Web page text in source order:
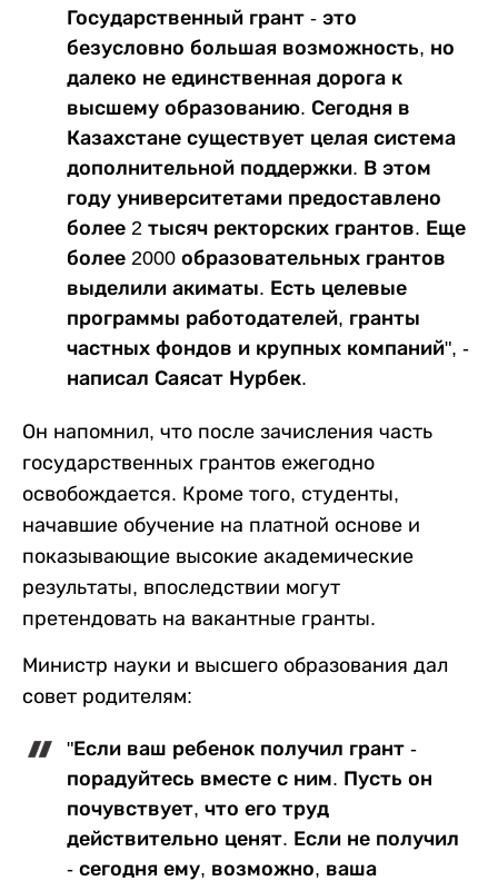
Государственный грант - это
безусловно большая возможность, но
далеко не единственная дорога к
высшему образованию. Сегодня в
Казахстане существует целая система
дополнительной поддержки. В этом
году университетами предоставлено
более 2 тысяч ректорских грантов. Еще
более 2000 образовательных грантов
выделили акиматы. Есть целевые
программы работодателей, гранты
частных фондов и крупных компаний", -
написал Саясат Нурбек.
Он напомнил, что после зачисления часть
государственных грантов ежегодно
освобождается. Кроме того, студенты,
начавшие обучение на платной основе и
показывающие высокие академические
результаты, впоследствии могут
претендовать на вакантные гранты.
Министр науки и высшего образования дал
совет родителям:
"Если ваш ребенок получил грант -
порадуйтесь вместе с ним. Пусть он
почувствует, что его труд
действительно ценят. Если не получил
- сегодня ему, возможно, ваша